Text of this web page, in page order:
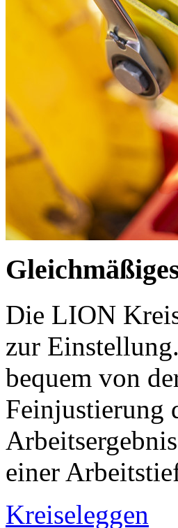
Die LION
zur
bequem von
Feinjustierung
einer
Kreiseleggen